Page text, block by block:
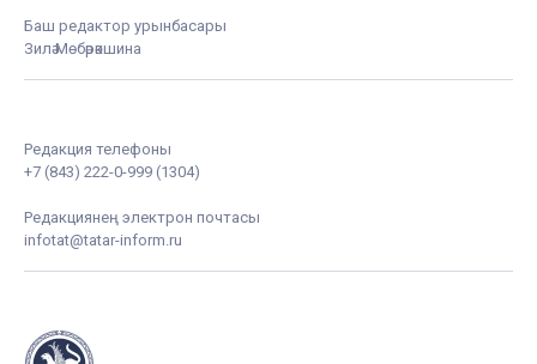
Баш редактор урынбасары
Зилә Мөбәрәкшина
Редакция телефоны
+7 (843) 222-0-999 (1304)
Редакциянең электрон почтасы
infotat@tatar-inform.ru